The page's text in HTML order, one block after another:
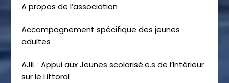
A propos de l’association
Accompagnement spécifique des jeunes
adultes
AJIL : Appui aux Jeunes scolarisé.e.s de l’Intérieur
sur le Littoral